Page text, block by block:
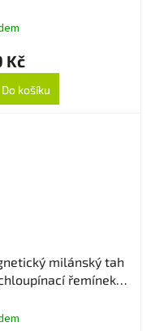
Kč
Do košíku
milánský tah
řemínek